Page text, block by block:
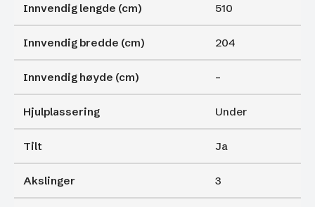
Innvendig lengde (cm) 510
Innvendig bredde (cm) 204
Innvendig høyde (cm) –
Hjulplassering Under
Tilt Ja
Akslinger 3